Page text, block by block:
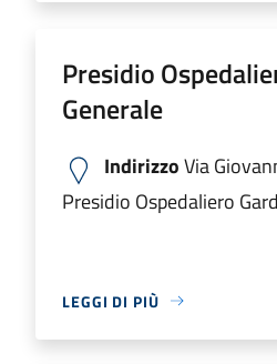
Presidio
Generale
IndirizzoVia
Presidio Ospedaliero
LEGGI DI PIÙ